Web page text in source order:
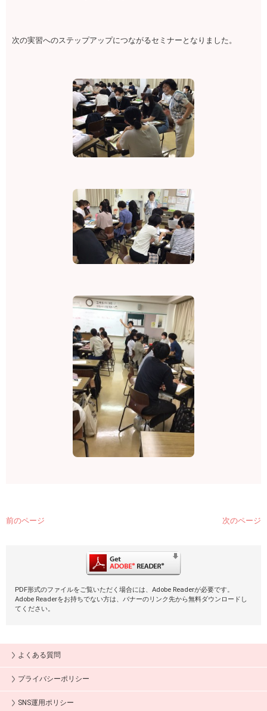
次の実習へのステップアップにつながるセミナーとなりました。
前のページ 次のページ
PDF形式のファイルをご覧いただく場合には、Adobe Readerが必要です。
Adobe Readerをお持ちでない方は、バナーのリンク先から無料ダウンロードし
てください。
よくある質問
プライバシーポリシー
SNS運用ポリシー